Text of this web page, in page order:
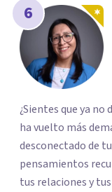
6
¿Sientes que ya
ha vuelto más
desconectado de
pensamientos
tus relaciones y